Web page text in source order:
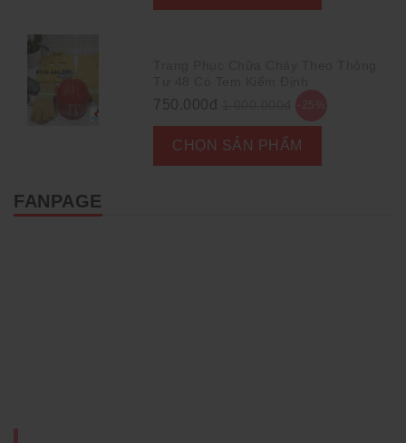
750.000đ -25%
CHỌN SẢN PHẨM
FANPAGE